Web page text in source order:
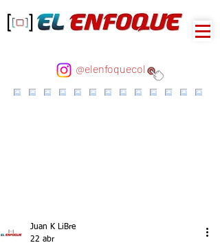
@elenfoquecol
Juan K LiBre
22 abr